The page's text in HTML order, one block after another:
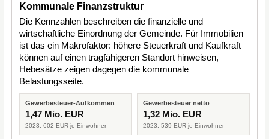
Kommunale Finanzstruktur
Die Kennzahlen beschreiben die finanzielle und
wirtschaftliche Einordnung der Gemeinde. Für Immobilien
ist das ein Makrofaktor: höhere Steuerkraft und Kaufkraft
können auf einen tragfähigeren Standort hinweisen,
Hebesätze zeigen dagegen die kommunale
Belastungsseite.
Gewerbesteuer-Aufkommen
1,47 Mio. EUR
2023, 602 EUR je Einwohner
Gewerbesteuer netto
1,32 Mio. EUR
2023, 539 EUR je Einwohner